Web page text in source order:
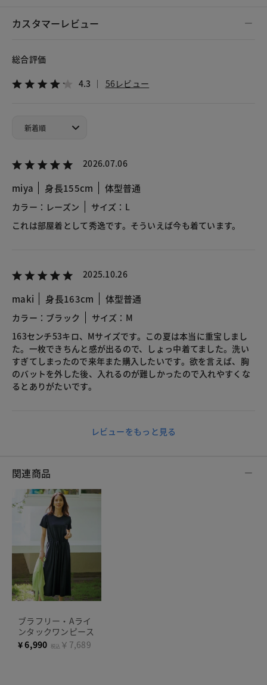
カスタマーレビュー
総合評価
4.3 56レビュー
2026.07.06
miya 身長155cm 体型普通
カラー：レーズン
サイズ：L
これは部屋着として秀逸です。そういえば今も着ています。
2025.10.26
maki 身長163cm 体型普通
カラー：ブラック
サイズ：M
163センチ53キロ、Mサイズです。この夏は本当に重宝しまし
た。一枚できちんと感が出るので、しょっ中着てました。洗い
すぎてしまったので来年また購入したいです。欲を言えば、胸
のバットを外した後、入れるのが難しかったので入れやすくな
るとありがたいです。
レビューをもっと見る
関連商品
ブラフリー・Aライ
ンタックワンピース
¥6,990 税込 ￥7,689